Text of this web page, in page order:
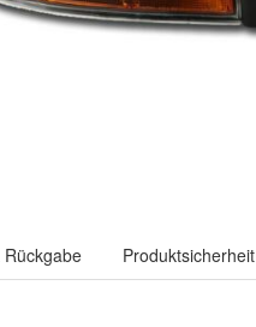
Produktsicherheit